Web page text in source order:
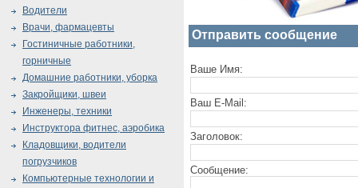
Отправить сообщение
Ваше Имя:
Ваш E-Mail:
Заголовок:
Сообщение:
Водители
Врачи, фармацевты
Гостиничные работники,
горничные
Домашние работники, уборка
Закройщики, швеи
Инженеры, техники
Инструктора фитнес, аэробика
Кладовщики, водители
погрузчиков
Компьютерные технологии и